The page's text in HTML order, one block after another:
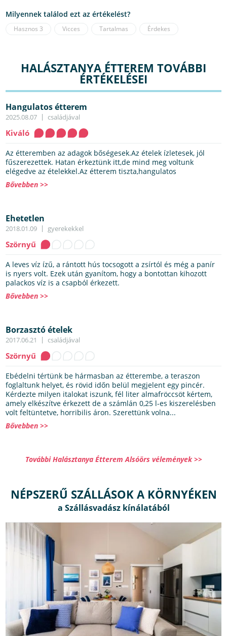
Milyennek találod ezt az értékelést?
Hasznos 3 Vicces Tartalmas Érdekes
HALÁSZTANYA ÉTTEREM TOVÁBBI
ÉRTÉKELÉSEI
Hangulatos étterem
2025.08.07 családjával
Kiváló
Az étteremben az adagok bőségesek.Az ételek ízletesek, jól
fűszerezettek. Hatan érkeztünk itt,de mind meg voltunk
elégedve az ételekkel.Az étterem tiszta,hangulatos
Bővebben >>
Ehetetlen
2018.01.09 gyerekekkel
Szörnyű
A leves víz ízű, a rántott hús tocsogott a zsírtól és még a panír
is nyers volt. Ezek után gyanítom, hogy a bontottan kihozott
palackos víz is a csapból érkezett.
Bővebben >>
Borzasztó ételek
2017.06.21 családjával
Szörnyű
Ebédelni tértünk be hármasban az étterembe, a teraszon
foglaltunk helyet, és rövid időn belül megjelent egy pincér.
Kérdezte milyen italokat iszunk, fél liter almafröccsöt kértem,
amely elkészítve érkezett de a számlán 0,25 l-es kiszerelésben
volt feltüntetve, horribilis áron. Szerettünk volna...
Bővebben >>
További Halásztanya Étterem Alsóörs vélemények >>
NÉPSZERŰ SZÁLLÁSOK A KÖRNYÉKEN